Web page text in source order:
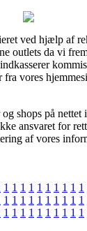
ved hjælp af
outlets da vi
vores
shops på nettet
ansvaret for
af vores
1 1 1 1 1 1 1 1 1 1
1 1 1 1 1 1 1 1 1 1
1 1 1 1 1 1 1 1 1 1